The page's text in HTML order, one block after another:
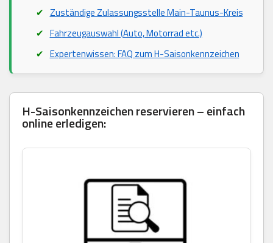
Zuständige Zulassungsstelle Main-Taunus-Kreis
Fahrzeugauswahl (Auto, Motorrad etc.)
Expertenwissen: FAQ zum H-Saisonkennzeichen
H-Saisonkennzeichen reservieren – einfach
online erledigen: